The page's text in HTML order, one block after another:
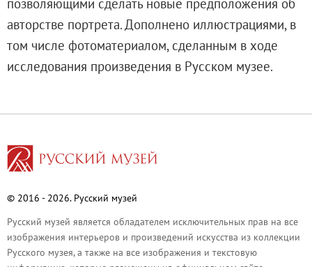
Доступный музей
Программы и мероприятия
Социально-культурные проекты
Для СМИ
О музее
Дирекция
Михайловский дворец
Корпус Бенуа
Михайловский (Инженерный) замок
Мраморный дворец
авторстве портрета. Дополнено иллюстрациями, в
том числе фотоматериалом, сделанным в ходе
исследования произведения в Русском музее.
© 2016 - 2026. Русский музей
Русский музей является обладателем исключительных прав на все
изображения интерьеров и произведений искусства из коллекции
Русского музея, а также на все изображения и текстовую